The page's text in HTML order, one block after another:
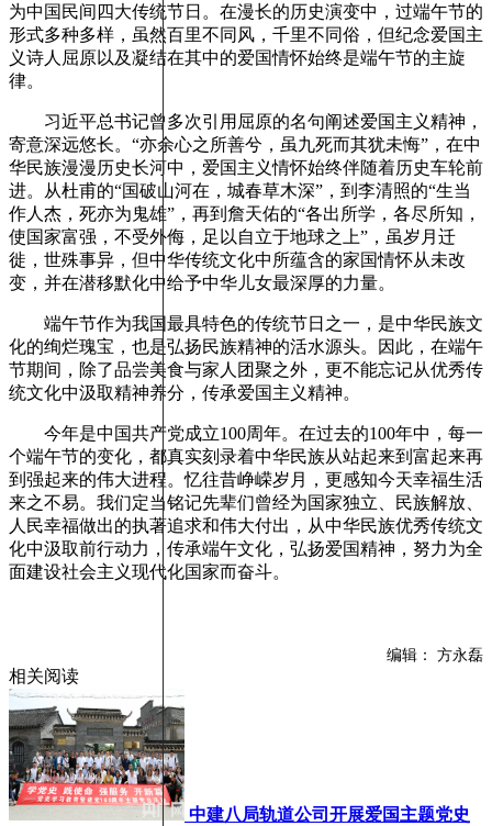
为中国民间四大传统节日。在漫长的历史演变中，过端午节的
形式多种多样，虽然百里不同风，千里不同俗，但纪念爱国主
义诗人屈原以及凝结在其中的爱国情怀始终是端午节的主旋
律。
习近平总书记曾多次引用屈原的名句阐述爱国主义精神，
寄意深远悠长。“亦余心之所善兮，虽九死而其犹未悔”，在中
华民族漫漫历史长河中，爱国主义情怀始终伴随着历史车轮前
进。从杜甫的“国破山河在，城春草木深”，到李清照的“生当
作人杰，死亦为鬼雄”，再到詹天佑的“各出所学，各尽所知，
使国家富强，不受外侮，足以自立于地球之上”，虽岁月迁
徙，世殊事异，但中华传统文化中所蕴含的家国情怀从未改
变，并在潜移默化中给予中华儿女最深厚的力量。
端午节作为我国最具特色的传统节日之一，是中华民族文
化的绚烂瑰宝，也是弘扬民族精神的活水源头。因此，在端午
节期间，除了品尝美食与家人团聚之外，更不能忘记从优秀传
统文化中汲取精神养分，传承爱国主义精神。
今年是中国共产党成立100周年。在过去的100年中，每一
个端午节的变化，都真实刻录着中华民族从站起来到富起来再
到强起来的伟大进程。忆往昔峥嵘岁月，更感知今天幸福生活
来之不易。我们定当铭记先辈们曾经为国家独立、民族解放、
人民幸福做出的执著追求和伟大付出，从中华民族优秀传统文
化中汲取前行动力，传承端午文化，弘扬爱国精神，努力为全
面建设社会主义现代化国家而奋斗。
编辑： 方永磊
相关阅读
中建八局轨道公司开展爱国主题党史